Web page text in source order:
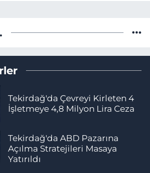
Tekirdağ'da Çevreyi Kirleten 4
İşletmeye 4,8 Milyon Lira Ceza
Tekirdağ'da ABD Pazarına
Açılma Stratejileri Masaya
Yatırıldı